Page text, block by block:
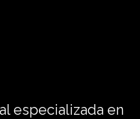
especializada en